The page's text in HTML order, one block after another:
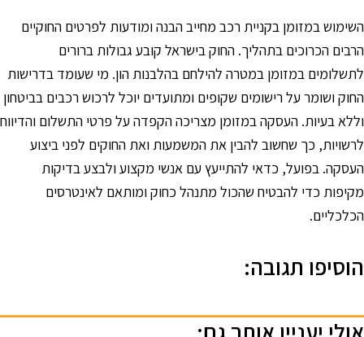
במזומן בקניית רכב מחייב הבנה ומודעות לפרטים החוקיים
הכרוכים בתהליך. החוק בישראל קובע גבולות ברורים
במזומן במטרה להילחם בהלבנות הון. מי שעומד בדרישות
ושומר על רישומים שקופים ומתועדים יוכל לרכוש רכבים בביטחון
בעיות. העסקה במזומן מצריכה הקפדה על פרטי התשלום והדיווח
כך שחשוב להבין את המשמעות ואת החוקים לפני ביצוע
בפועל, כדאי להתייעץ עם אנשי מקצוע ולבצע בדיקות
כדי להבטיח שהכול מתנהל כחוק ומותאם לאינטרסים
תגובה: